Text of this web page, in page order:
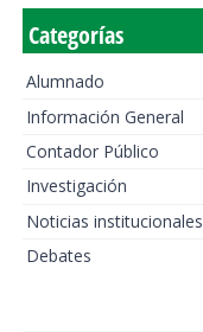
Categorías
Alumnado
Información General
Contador Público
Investigación
Noticias institucionales
Debates